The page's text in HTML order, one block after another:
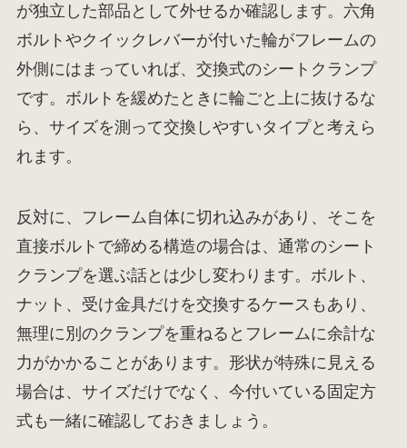
が独立した部品として外せるか確認します。六角
ボルトやクイックレバーが付いた輪がフレームの
外側にはまっていれば、交換式のシートクランプ
です。ボルトを緩めたときに輪ごと上に抜けるな
ら、サイズを測って交換しやすいタイプと考えら
れます。
反対に、フレーム自体に切れ込みがあり、そこを
直接ボルトで締める構造の場合は、通常のシート
クランプを選ぶ話とは少し変わります。ボルト、
ナット、受け金具だけを交換するケースもあり、
無理に別のクランプを重ねるとフレームに余計な
力がかかることがあります。形状が特殊に見える
場合は、サイズだけでなく、今付いている固定方
式も一緒に確認しておきましょう。